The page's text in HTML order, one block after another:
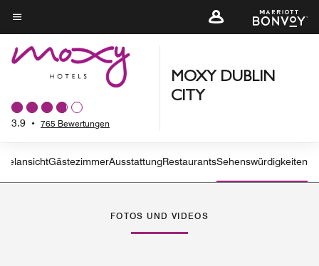
Skip
to
main
content
Menütext
3.9 • 765 Bewertungen
MOXY DUBLIN
CITY
GästezimmerAusstattungRestaurantsSehenswürdigkeiten
FOTOS UND VIDEOS